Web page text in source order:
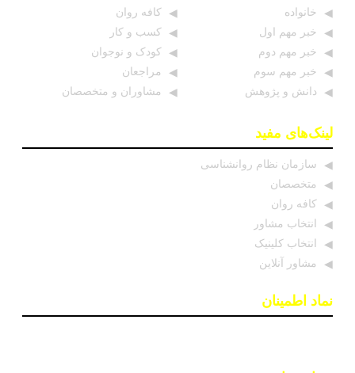
خانواده
خبر مهم اول
خبر مهم دوم
خبر مهم سوم
دانش و پژوهش
کافه روان
کسب و کار
کودک و نوجوان
مراجعان
مشاوران و متخصصان
لینک‌های مفید
سازمان نظام روانشناسی
متخصصان
کافه روان
انتخاب مشاور
انتخاب کلینیک
مشاور آنلاین
نماد اطمینان